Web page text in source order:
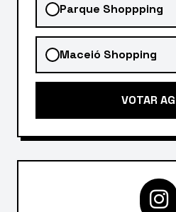
Parque Shoppping
Maceió Shopping
VOTAR